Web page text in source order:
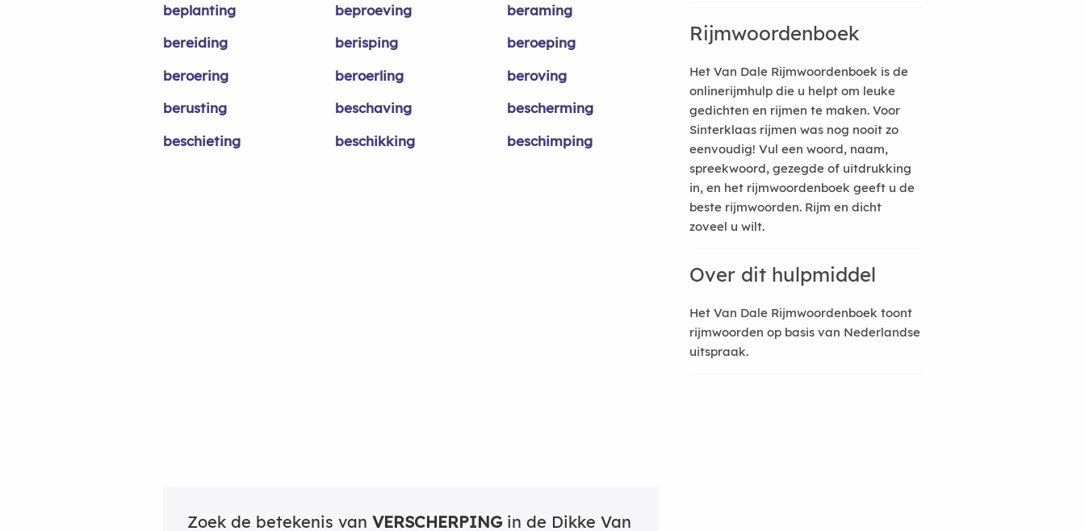
beplanting
beproeving
beraming
bereiding
berisping
beroeping
beroering
beroerling
beroving
berusting
beschaving
bescherming
beschieting
beschikking beschimping
Zoek de betekenis van VERSCHERPINGin de Dikke Van
Rijmwoordenboek
Het Van Dale Rijmwoordenboek is de
onlinerijmhulp die u helpt om leuke
gedichten en rijmen te maken. Voor
Sinterklaas rijmen was nog nooit zo
eenvoudig! Vul een woord, naam,
spreekwoord, gezegde of uitdrukking
in, en het rijmwoordenboek geeft u de
beste rijmwoorden. Rijm en dicht
zoveel u wilt.
Over dit hulpmiddel
Het Van Dale Rijmwoordenboek toont
rijmwoorden op basis van Nederlandse
uitspraak.